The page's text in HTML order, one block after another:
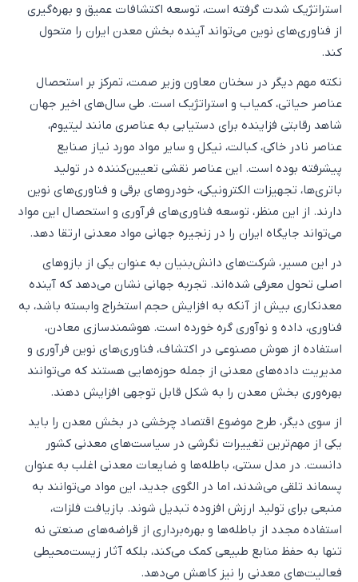
استراتژیک شدت گرفته است، توسعه اکتشافات عمیق و بهره‌گیری
از فناوری‌های نوین می‌تواند آینده بخش معدن ایران را متحول
کند.
نکته مهم دیگر در سخنان معاون وزیر صمت، تمرکز بر استحصال
عناصر حیاتی، کمیاب و استراتژیک است. طی سال‌های اخیر جهان
شاهد رقابتی فزاینده برای دستیابی به عناصری مانند لیتیوم،
عناصر نادر خاکی، کبالت، نیکل و سایر مواد مورد نیاز صنایع
پیشرفته بوده است. این عناصر نقشی تعیین‌کننده در تولید
باتری‌ها، تجهیزات الکترونیکی، خودروهای برقی و فناوری‌های نوین
دارند. از این منظر، توسعه فناوری‌های فرآوری و استحصال این مواد
می‌تواند جایگاه ایران را در زنجیره جهانی مواد معدنی ارتقا دهد.
در این مسیر، شرکت‌های دانش‌بنیان به عنوان یکی از بازوهای
اصلی تحول معرفی شده‌اند. تجربه جهانی نشان می‌دهد که آینده
معدنکاری بیش از آنکه به افزایش حجم استخراج وابسته باشد، به
فناوری، داده و نوآوری گره خورده است. هوشمندسازی معادن،
استفاده از هوش مصنوعی در اکتشاف، فناوری‌های نوین فرآوری و
مدیریت داده‌های معدنی از جمله حوزه‌هایی هستند که می‌توانند
بهره‌وری بخش معدن را به شکل قابل توجهی افزایش دهند.
از سوی دیگر، طرح موضوع اقتصاد چرخشی در بخش معدن را باید
یکی از مهم‌ترین تغییرات نگرشی در سیاست‌های معدنی کشور
دانست. در مدل سنتی، باطله‌ها و ضایعات معدنی اغلب به عنوان
پسماند تلقی می‌شدند، اما در الگوی جدید، این مواد می‌توانند به
منبعی برای تولید ارزش افزوده تبدیل شوند. بازیافت فلزات،
استفاده مجدد از باطله‌ها و بهره‌برداری از قراضه‌های صنعتی نه
تنها به حفظ منابع طبیعی کمک می‌کند، بلکه آثار زیست‌محیطی
فعالیت‌های معدنی را نیز کاهش می‌دهد.